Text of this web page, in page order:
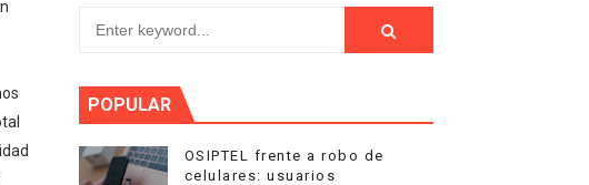
POPULAR
OSIPTEL frente a robo de
celulares: usuarios